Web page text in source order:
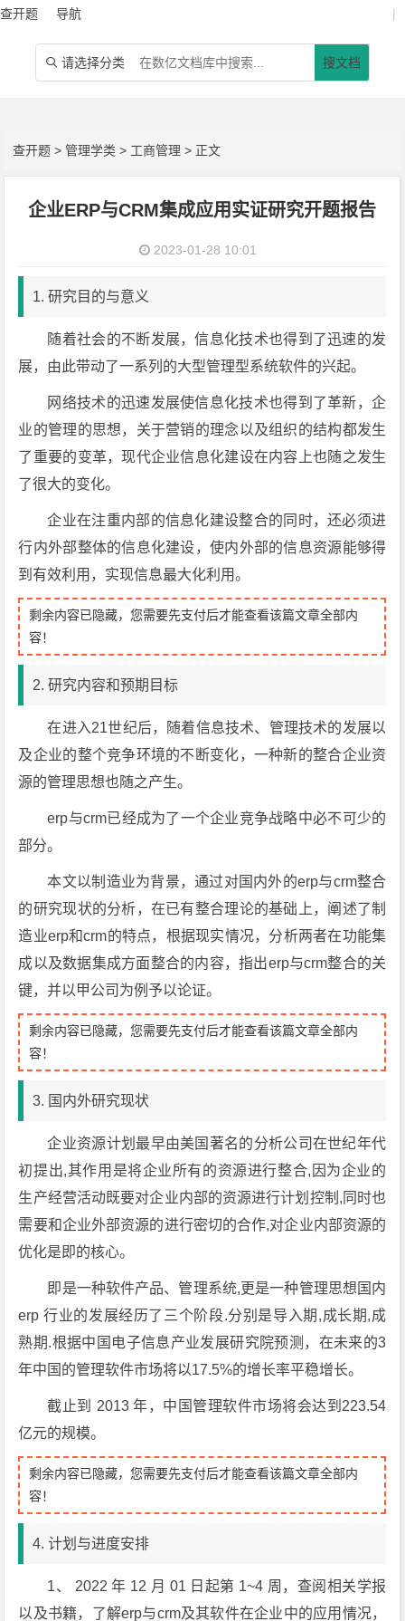
查开题 导航 |
 请选择分类 搜文档
查开题 >管理学类 > 工商管理 > 正文
企业ERP与CRM集成应用实证研究开题报告
2023-01-28 10:01
1. 研究目的与意义
随着社会的不断发展，信息化技术也得到了迅速的发
展，由此带动了一系列的大型管理型系统软件的兴起。
网络技术的迅速发展使信息化技术也得到了革新，企
业的管理的思想，关于营销的理念以及组织的结构都发生
了重要的变革，现代企业信息化建设在内容上也随之发生
了很大的变化。
企业在注重内部的信息化建设整合的同时，还必须进
行内外部整体的信息化建设，使内外部的信息资源能够得
到有效利用，实现信息最大化利用。
剩余内容已隐藏，您需要先支付后才能查看该篇文章全部内
容！
2. 研究内容和预期目标
在进入21世纪后，随着信息技术、管理技术的发展以
及企业的整个竞争环境的不断变化，一种新的整合企业资
源的管理思想也随之产生。
erp与crm已经成为了一个企业竞争战略中必不可少的
部分。
本文以制造业为背景，通过对国内外的erp与crm整合
的研究现状的分析，在已有整合理论的基础上，阐述了制
造业erp和crm的特点，根据现实情况，分析两者在功能集
成以及数据集成方面整合的内容，指出erp与crm整合的关
键，并以甲公司为例予以论证。
剩余内容已隐藏，您需要先支付后才能查看该篇文章全部内
容！
3. 国内外研究现状
企业资源计划最早由美国著名的分析公司在世纪年代
初提出,其作用是将企业所有的资源进行整合,因为企业的
生产经营活动既要对企业内部的资源进行计划控制,同时也
需要和企业外部资源的进行密切的合作,对企业内部资源的
优化是即的核心。
即是一种软件产品、管理系统,更是一种管理思想国内
erp 行业的发展经历了三个阶段.分别是导入期,成长期,成
熟期.根据中国电子信息产业发展研究院预测，在未来的3
年中国的管理软件市场将以17.5%的增长率平稳增长。
截止到 2013 年，中国管理软件市场将会达到223.54
亿元的规模。
剩余内容已隐藏，您需要先支付后才能查看该篇文章全部内
容！
4. 计划与进度安排
1、 2022 年 12 月 01 日起第 1~4 周，查阅相关学报
以及书籍，了解erp与crm及其软件在企业中的应用情况，